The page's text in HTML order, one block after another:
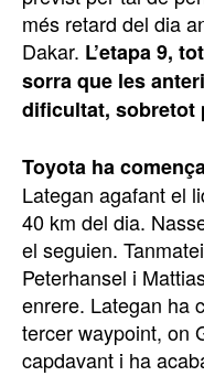
més retard del dia
Dakar. L’etapa 9,
sorra que les
dificultat, sobretot
Toyota ha
Lategan agafant el
40 km del dia.
el seguien.
Peterhansel i
enrere. Lategan ha
tercer waypoint, on
capdavant i ha